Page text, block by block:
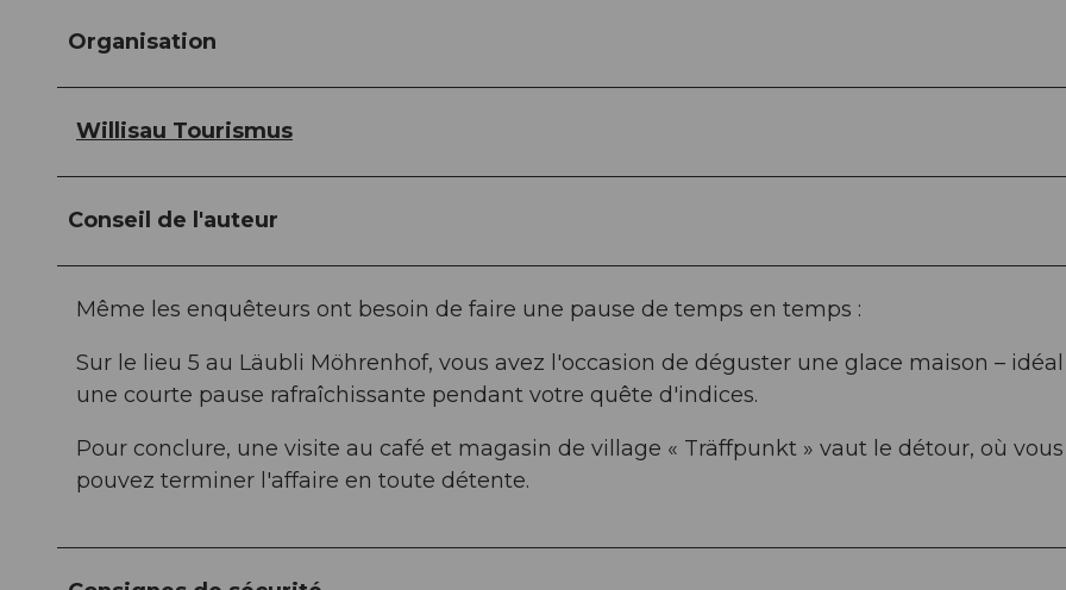
Organisation
Willisau Tourismus
Conseil de l'auteur
Même les enquêteurs ont besoin de faire une pause de temps en temps :
Sur le lieu 5 au Läubli Möhrenhof, vous avez l'occasion de déguster une glace maison –
une courte pause rafraîchissante pendant votre quête d'indices.
Pour conclure, une visite au café et magasin de village « Träffpunkt » vaut le détour, où vous
pouvez terminer l'affaire en toute détente.